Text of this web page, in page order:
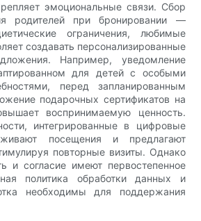
эмоциональные связи. Сбор
родителей при бронировании —
ограничения, любимые
создавать персонализированные
Например, уведомление
для детей с особыми
перед запланированным
подарочных сертификатов на
воспринимаемую ценность.
интегрированные в цифровые
посещения и предлагают
повторные визиты. Однако
и согласие имеют первостепенное
политика обработки данных и
необходимы для поддержания